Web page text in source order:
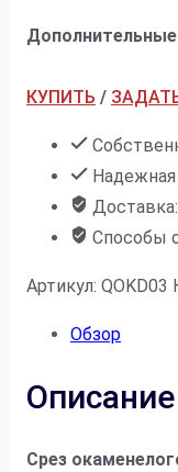
КУПИТЬ /
Способы
Артикул: QOKD03
Обзор
Срез